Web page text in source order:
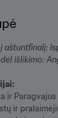
aštuntfinalį:
išlikimo:
ir
ir